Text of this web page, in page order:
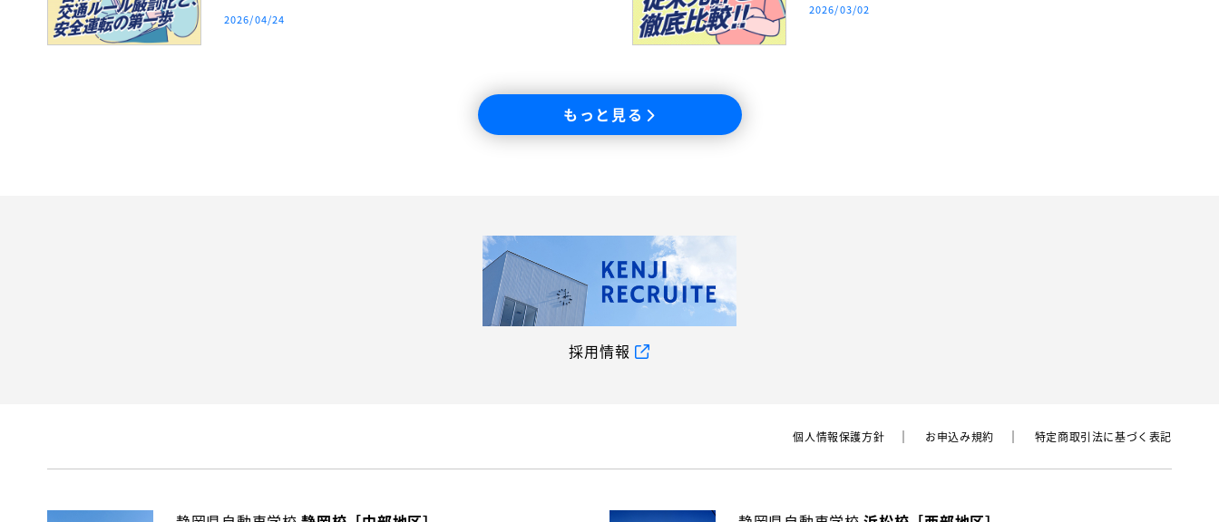
覚を持ち、将来の安全運転へと繋げるために――。免許取
2026/04/24
2026/03/02
もっと見る
採用情報
個⼈情報保護⽅針 お申込み規約 特定商取引法に基づく表記